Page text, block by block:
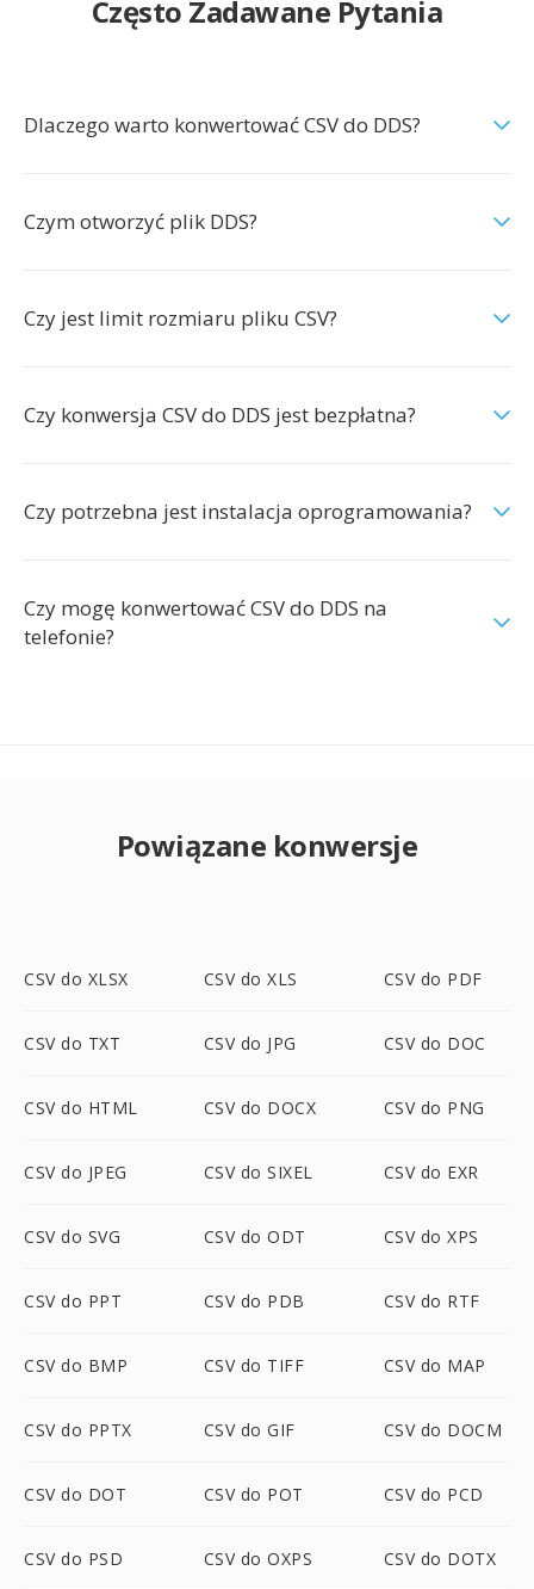
Często Zadawane Pytania
Dlaczego warto konwertować CSV do DDS?
Czym otworzyć plik DDS?
Czy jest limit rozmiaru pliku CSV?
Czy konwersja CSV do DDS jest bezpłatna?
Czy potrzebna jest instalacja oprogramowania?
Czy mogę konwertować CSV do DDS na
telefonie?
Powiązane konwersje
CSV do XLSX CSV do XLS CSV do PDF
CSV do TXT CSV do JPG CSV do DOC
CSV do HTML CSV do DOCX CSV do PNG
CSV do JPEG CSV do SIXEL CSV do EXR
CSV do SVG CSV do ODT CSV do XPS
CSV do PPT CSV do PDB CSV do RTF
CSV do BMP CSV do TIFF CSV do MAP
CSV do PPTX CSV do GIF CSV do DOCM
CSV do DOT CSV do POT CSV do PCD
CSV do PSD CSV do OXPS CSV do DOTX